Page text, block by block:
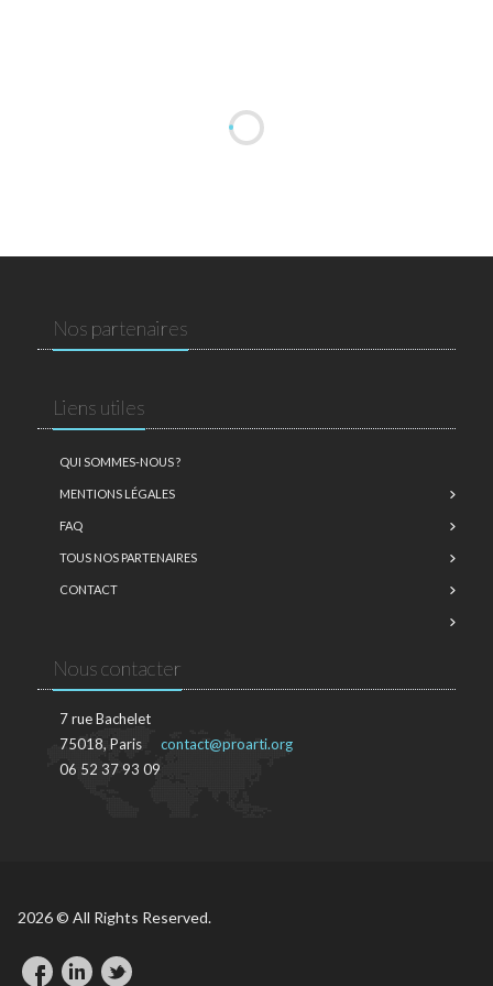
Nos partenaires
Liens utiles
QUI SOMMES-NOUS ?
MENTIONS LÉGALES
FAQ
TOUS NOS PARTENAIRES
CONTACT
Nous contacter
7 rue Bachelet
75018, Paris
06 52 37 93 09
contact@proarti.org
2026 © All Rights Reserved.